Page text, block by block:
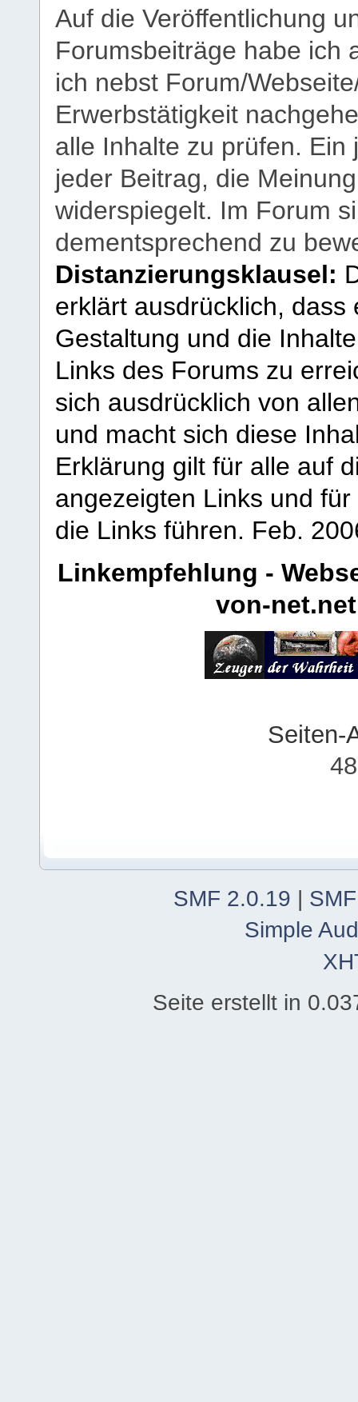
Auf die Veröffentlichung
Forumsbeiträge habe ich
ich nebst Forum/
Erwerbstätigkeit
alle Inhalte zu prüfen.
jeder Beitrag, die
widerspiegelt. Im Forum
dementsprechend zu
Distanzierungsklausel:
erklärt ausdrücklich,
Gestaltung und die
Links des Forums zu
sich ausdrücklich von
und macht sich diese
Erklärung gilt für alle auf
angezeigten Links und
die Links führen. Feb.
Linkempfehlung -
von-net.net
Seiten-
SMF 2.0.19
Simple
Seite erstellt in